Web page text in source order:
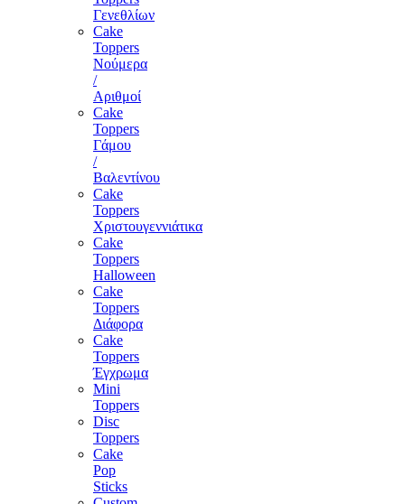
Γενεθλίων
Cake
Toppers
Νούμερα
/
Αριθμοί
Cake
Toppers
Γάμου
/
Βαλεντίνου
Cake
Toppers
Χριστουγεννιάτικα
Cake
Toppers
Halloween
Cake
Toppers
Διάφορα
Cake
Toppers
Έγχρωμα
Mini
Toppers
Disc
Toppers
Cake
Pop
Sticks